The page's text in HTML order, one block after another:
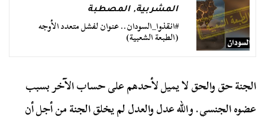
المشربية,المصطبة
#انقذوا_السودان.. عنوان لفشل متعدد الأوجه
(الطبعة الشعبية)
الجنة حق والحق لا يميل لأحدهم على حساب الآخر بسبب
عضوه الجنسي. والله عدل والعدل لم يخلق الجنة من أجل أن